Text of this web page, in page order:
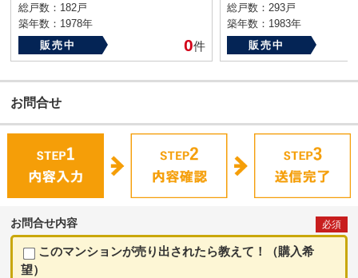
総戸数：182戸
築年数：1978年
販売中
0件
総戸数：293戸
築年数：1983年
販売中
お問合せ
お問合せ内容 必須
このマンションが売り出されたら教えて！（購入希
望）